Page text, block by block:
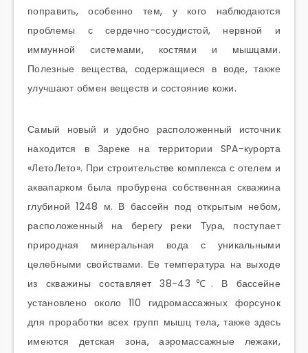
поправить, особенно тем, у кого наблюдаются
проблемы с сердечно-сосудистой, нервной и
иммунной системами, костями и мышцами.
Полезные вещества, содержащиеся в воде, также
улучшают обмен веществ и состояние кожи.
Самый новый и удобно расположенный источник
находится в Зареке на территории SPA-курорта
«ЛетоЛето». При строительстве комплекса с отелем и
аквапарком была пробурена собственная скважина
глубиной 1248 м. В бассейн под открытым небом,
расположенный на берегу реки Тура, поступает
природная минеральная вода с уникальными
целебными свойствами. Ее температура на выходе
из скважины составляет 38-43℃. В бассейне
установлено около 110 гидромассажных форсунок
для проработки всех групп мышц тела, также здесь
имеются детская зона, аэромассажные лежаки,